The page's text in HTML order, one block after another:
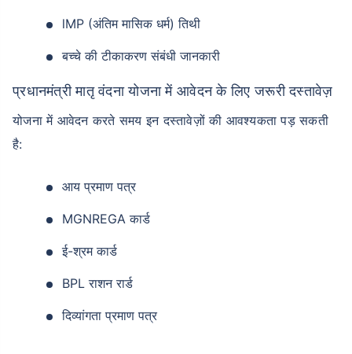
lMP (अंतिम मासिक धर्म) तिथी
बच्चे की टीकाकरण संबंधी जानकारी
प्रधानमंत्री मातृ वंदना योजना में आवेदन के लिए जरूरी दस्तावेज़
योजना में आवेदन करते समय इन दस्तावेज़ों की आवश्यकता पड़ सकती
है:
आय प्रमाण पत्र
MGNREGA कार्ड
ई-श्रम कार्ड
BPL राशन रार्ड
दिव्यांगता प्रमाण पत्र